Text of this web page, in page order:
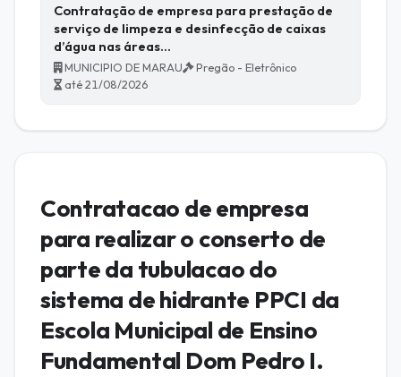
Contratação de empresa para prestação de
serviço de limpeza e desinfecção de caixas
d’água nas áreas…
MUNICIPIO DE MARAU
Pregão - Eletrônico
até 21/08/2026
Contratacao de empresa
para realizar o conserto de
parte da tubulacao do
sistema de hidrante PPCI da
Escola Municipal de Ensino
Fundamental Dom Pedro I.